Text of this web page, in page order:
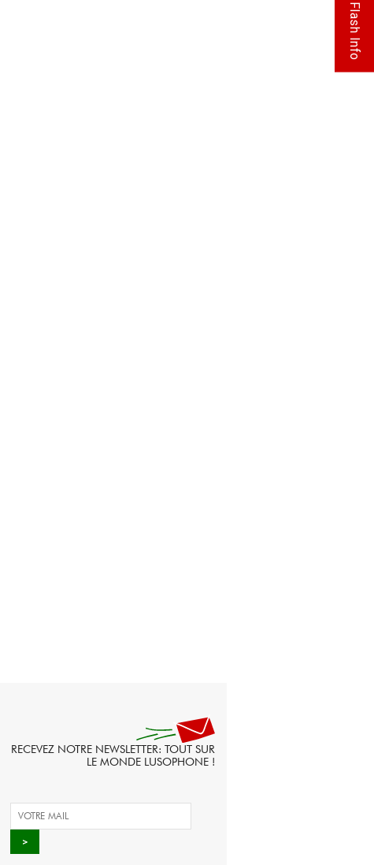
RECEVEZ NOTRE NEWSLETTER: TOUT SUR
LE MONDE LUSOPHONE !
Flash Info